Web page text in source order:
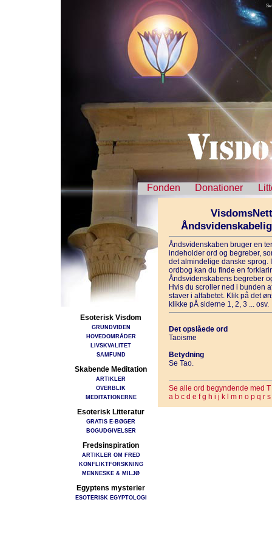
Se
Fonden Donationer
Esoterisk Visdom
GRUNDVIDEN
HOVEDOMRÅDER
LIVSKVALITET
SAMFUND
Skabende Meditation
ARTIKLER
OVERBLIK
MEDITATIONERNE
Esoterisk Litteratur
GRATIS E-BØGER
BOGUDGIVELSER
Fredsinspiration
ARTIKLER OM FRED
KONFLIKTFORSKNING
MENNESKE & MILJØ
Egyptens mysterier
ESOTERISK EGYPTOLOGI
Åndsvidenskaben bruger en
indeholder ord og begreber,
det almindelige danske sprog.
ordbog kan du finde en
Åndsvidenskabens begreber
Hvis du scroller ned i bunden
staver i alfabetet. Klik på det
klikke pÅ siderne 1, 2, 3 ... osv.
Det opslåede ord
Taoisme
Betydning
Se Tao.
Se alle ord begyndende med T
a b c d e f g h i j k m n o p q r s